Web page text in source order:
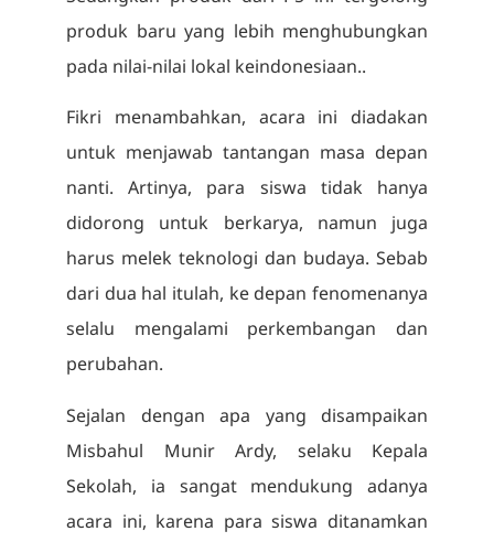
produk baru yang lebih menghubungkan
pada nilai-nilai lokal keindonesiaan..
Fikri menambahkan, acara ini diadakan
untuk menjawab tantangan masa depan
nanti. Artinya, para siswa tidak hanya
didorong untuk berkarya, namun juga
harus melek teknologi dan budaya. Sebab
dari dua hal itulah, ke depan fenomenanya
selalu mengalami perkembangan dan
perubahan.
Sejalan dengan apa yang disampaikan
Misbahul Munir Ardy, selaku Kepala
Sekolah, ia sangat mendukung adanya
acara ini, karena para siswa ditanamkan